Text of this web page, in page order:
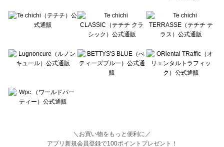
＼お買い物をもっと便利に／
アプリ新規会員登録で100ポイントプレゼント！